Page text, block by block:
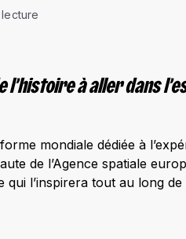
à aller dans
mondiale dédiée à
de l’Agence spatiale
l’inspirera tout au long